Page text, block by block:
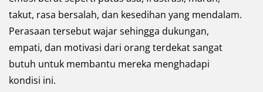
takut, rasa bersalah, dan kesedihan yang mendalam.
Perasaan tersebut wajar sehingga dukungan,
empati, dan motivasi dari orang terdekat sangat
butuh untuk membantu mereka menghadapi
kondisi ini.